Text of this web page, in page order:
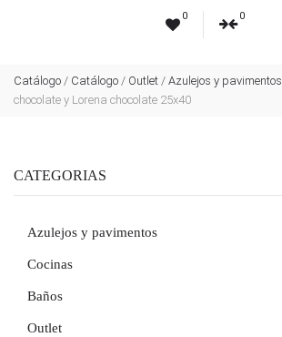
0 0
Catálogo / Catálogo / Outlet / Azulejos y pavimentos
chocolate y Lorena chocolate 25x40
CATEGORIAS
Azulejos y pavimentos
Cocinas
Baños
Outlet